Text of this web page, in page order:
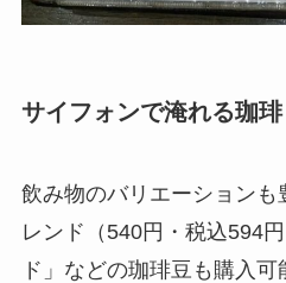
サイフォンで淹れる珈
飲み物のバリエーション
レンド（540円・税込594
ド」などの珈琲豆も購入可